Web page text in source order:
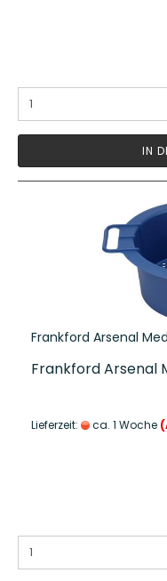
IN
Frankford Arsenal
Frankford Arsenal
Lieferzeit: ca. 1 Woche